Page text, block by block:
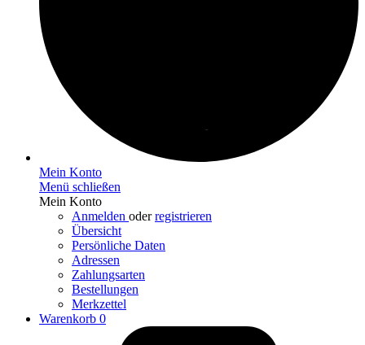
Mein Konto
Menü schließen
Mein Konto
Anmelden oderregistrieren
Übersicht
Persönliche Daten
Adressen
Zahlungsarten
Bestellungen
Merkzettel
Warenkorb 0